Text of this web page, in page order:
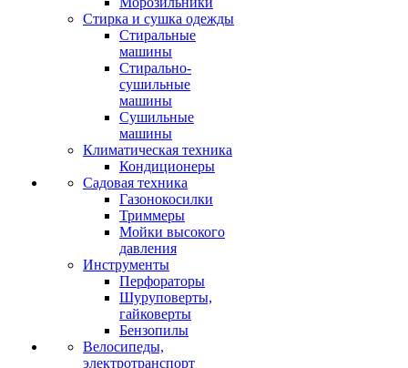
Стирка и сушка одежды
Стиральные
машины
Стирально-
сушильные
машины
Сушильные
машины
Климатическая техника
Кондиционеры
Садовая техника
Газонокосилки
Триммеры
Мойки высокого
давления
Инструменты
Перфораторы
Шуруповерты,
гайковерты
Бензопилы
Велосипеды,
электротранспорт